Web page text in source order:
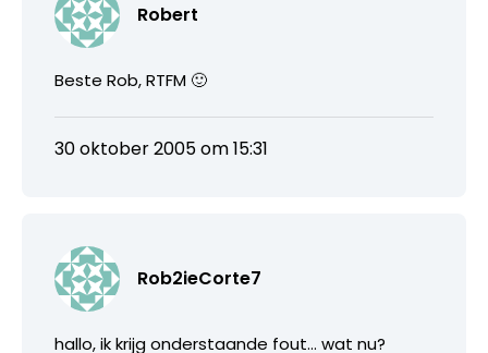
Robert
Beste Rob, RTFM 🙂
30 oktober 2005 om 15:31
Rob2ieCorte7
hallo, ik krijg onderstaande fout… wat nu?